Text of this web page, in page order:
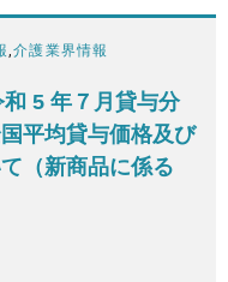
,介護業界情報
5 年７月貸与分
平均貸与価格及び
（新商品に係る